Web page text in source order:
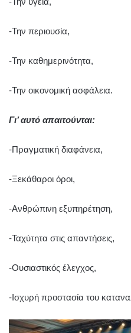
-Την περιουσία,
-Την καθημερινότητα,
-Την οικονομική ασφάλεια.
Γι’ αυτό απαιτούνται:
-Πραγματική διαφάνεια,
-Ξεκάθαροι όροι,
-Ανθρώπινη εξυπηρέτηση,
-Ταχύτητα στις απαντήσεις,
-Ουσιαστικός έλεγχος,
-Ισχυρή προστασία του